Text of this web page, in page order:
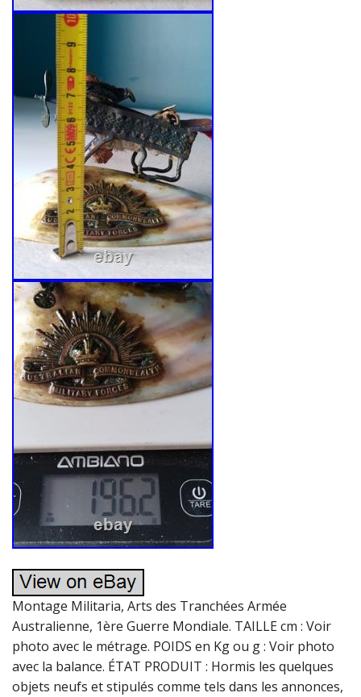
Montage Militaria, Arts des Tranchées Armée
Australienne, 1ère Guerre Mondiale. TAILLE cm : Voir
photo avec le métrage. POIDS en Kg ou g : Voir photo
avec la balance. ÉTAT PRODUIT : Hormis les quelques
objets neufs et stipulés comme tels dans les annonces,